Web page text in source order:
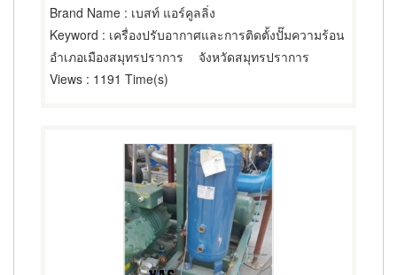
Brand Name : เบสท์ แอร์คูลลิ่ง
Keyword : เครื่องปรับอากาศและการติดตั้งปั๊มความร้อน
อำเภอเมืองสมุทรปราการ
จังหวัดสมุทรปราการ
Views : 1191 Time(s)